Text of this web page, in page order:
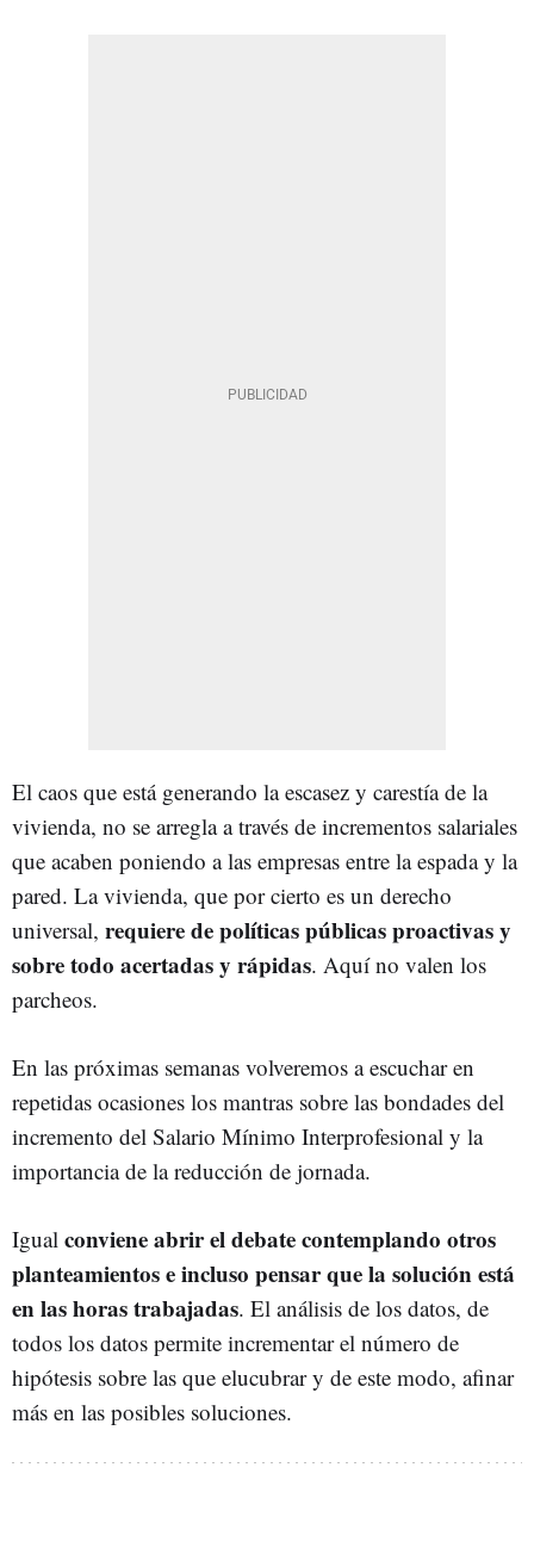
El caos que está generando la escasez y carestía de la
vivienda, no se arregla a través de incrementos salariales
que acaben poniendo a las empresas entre la espada y la
pared. La vivienda, que por cierto es un derecho
universal, requiere de políticas públicas proactivas y
sobre todo acertadas y rápidas. Aquí no valen los
parcheos.
En las próximas semanas volveremos a escuchar en
repetidas ocasiones los mantras sobre las bondades del
incremento del Salario Mínimo Interprofesional y la
importancia de la reducción de jornada.
Igual conviene abrir el debate contemplando otros
planteamientos e incluso pensar que la solución está
en las horas trabajadas. El análisis de los datos, de
todos los datos permite incrementar el número de
hipótesis sobre las que elucubrar y de este modo, afinar
más en las posibles soluciones.